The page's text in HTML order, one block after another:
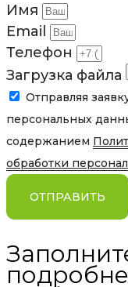
Имя
Email
Телефон
Загрузка файла
Отправляя
персональных
содержанием
обработки
ОТПРАВИТЬ